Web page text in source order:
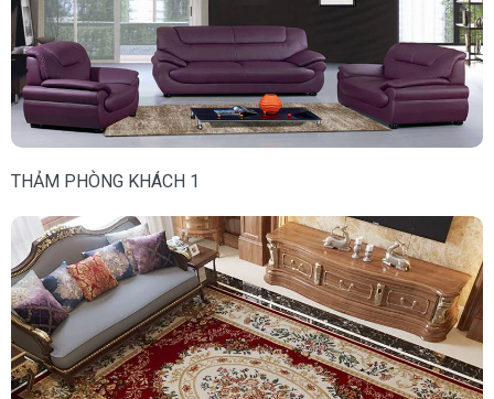
THẢM PHÒNG KHÁCH 1